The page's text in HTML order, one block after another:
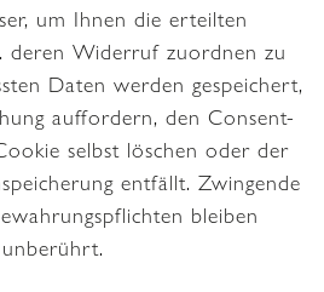
um Ihnen die erteilten
deren Widerruf zuordnen zu
Daten werden gespeichert,
auffordern, den Consent-
selbst löschen oder der
entfällt. Zwingende
bleiben
unberührt.